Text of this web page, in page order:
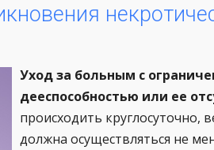
Уход за больным с
дееспособностью или ее
происходить круглосуточно,
должна осуществляться не